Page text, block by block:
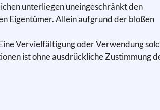
unterliegen uneingeschränkt den
Eigentümer. Allein aufgrund der bloßen
Vervielfältigung oder Verwendung
ist ohne ausdrückliche Zustimmung